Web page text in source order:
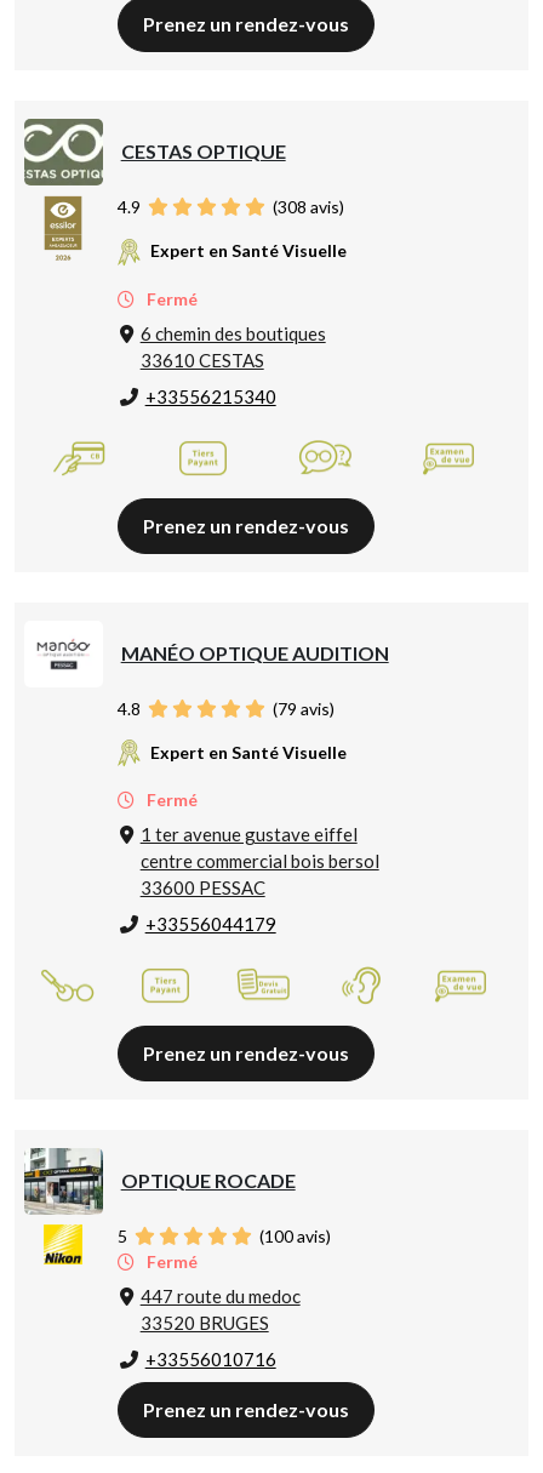
Prenez un rendez-vous
CESTAS OPTIQUE
4.9 (308 avis)
Expert en Santé Visuelle
Fermé
6 chemin des boutiques
33610 CESTAS
+33556215340
Prenez un rendez-vous
MANÉO OPTIQUE AUDITION
4.8 (79 avis)
Expert en Santé Visuelle
Fermé
1 ter avenue gustave eiffel
centre commercial bois bersol
33600 PESSAC
+33556044179
Prenez un rendez-vous
OPTIQUE ROCADE
5 (100avis)
Fermé
447 route du medoc
33520 BRUGES
+33556010716
Prenez un rendez-vous